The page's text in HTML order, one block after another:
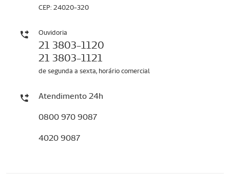
CEP: 24020-320
Ouvidoria
21 3803-1120
21 3803-1121
de segunda a sexta, horário comercial
Atendimento 24h
0800 970 9087
4020 9087